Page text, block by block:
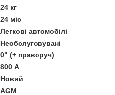
24 кг
24 міс
Легкові автомобілі
Необслуговувані
0" (+ праворуч)
800 А
Новий
AGM